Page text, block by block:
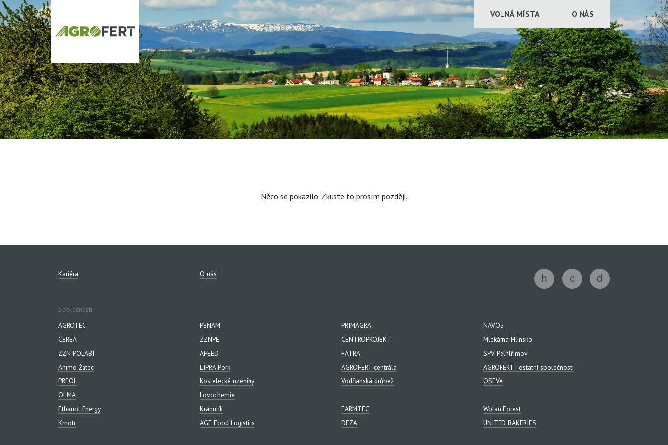
VOLNÁ MÍSTA O NÁS
Něco se pokazilo. Zkuste to prosím později.
Kariéra O nás
Společnosti:
AGROTEC
PENAM PRIMAGRA
NAVOS
CEREA
ZZNPE CENTROPROJEKT
Mlékárna Hlinsko
ZZN POLABÍ
AFEED FATRA
SPV Pelhlřimov
Animo Žatec
LIPRA Pork AGROFERT centrála
AGROFERT - ostatní společnosti
PREOL
Kostelecké uzeniny Vodňanská drůbež
OSEVA
OLMA
Lovochemie
Ethanol Energy
Krahulík FARMTEC
Wotan Forest
Kmotr
AGF Food Logistics DEZA UNITED BAKERIES